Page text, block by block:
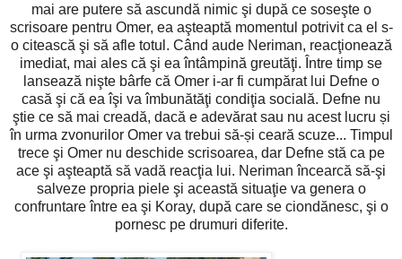
mai are putere să ascundă nimic şi după ce soseşte o
scrisoare pentru Omer, ea aşteaptă momentul potrivit ca el s-
o citească şi să afle totul. Când aude Neriman, reacţionează
imediat, mai ales că şi ea întâmpină greutăţi. Între timp se
lansează nişte bârfe că Omer i-ar fi cumpărat lui Defne o
casă şi că ea îşi va îmbunătăţi condiţia socială. Defne nu
ştie ce să mai creadă, dacă e adevărat sau nu acest lucru și
în urma zvonurilor Omer va trebui să-și ceară scuze... Timpul
trece şi Omer nu deschide scrisoarea, dar Defne stă ca pe
ace şi aşteaptă să vadă reacţia lui. Neriman încearcă să-şi
salveze propria piele şi această situaţie va genera o
confruntare între ea şi Koray, după care se ciondănesc, şi o
pornesc pe drumuri diferite.